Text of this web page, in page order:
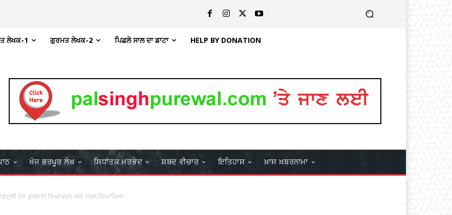
ਲੇਖਕ-1 ਗੁਰਮਤ ਲੇਖਕ-2 ਪਿਛਲੇ ਸਾਲ ਦਾ ਡਾਟਾ HELP BY DONATION
ਖੋਜ ਭਰਪੂਰ ਲੇਖ ਸਿਧਾਂਤਕ ਮਤਭੇਦ ਸ਼ਬਦ ਵੀਚਾਰ ਇਤਿਹਾਸ ਖ਼ਾਸ ਖ਼ਬਰਨਾਮਾ
ਵਡਮੁਲੀ ਦੇਣ ਗੁਰਬਾਣੀ ਵਿਆਕਰਨ ਅਤੇ ਸਰਲ ਵਿਆਖਿਆ